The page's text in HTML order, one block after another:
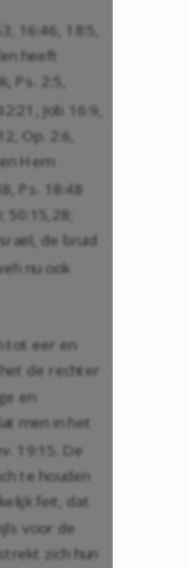
16:46 18:5
heeft
Ps. 2:5
32:21 Job 16:9
Op. 2:6
en Hem
, Ps. 18:48
; 50:15 28
de bruid
nu ook
tot eer en
de rechter
en
men in het
19:15 . De
te houden
feit, dat
voor de
zich hun